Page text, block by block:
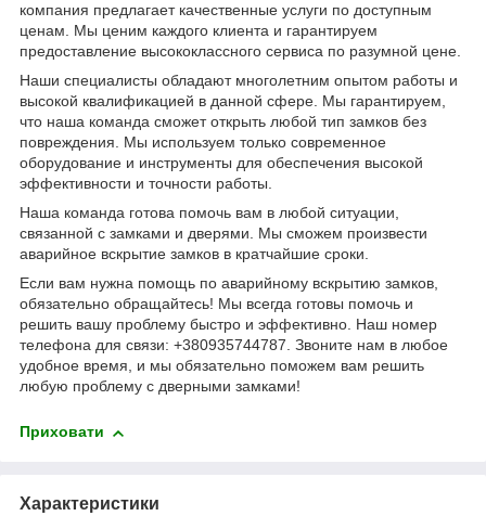
компания предлагает качественные услуги по доступным
ценам. Мы ценим каждого клиента и гарантируем
предоставление высококлассного сервиса по разумной цене.
Наши специалисты обладают многолетним опытом работы и
высокой квалификацией в данной сфере. Мы гарантируем,
что наша команда сможет открыть любой тип замков без
повреждения. Мы используем только современное
оборудование и инструменты для обеспечения высокой
эффективности и точности работы.
Наша команда готова помочь вам в любой ситуации,
связанной с замками и дверями. Мы сможем произвести
аварийное вскрытие замков в кратчайшие сроки.
Если вам нужна помощь по аварийному вскрытию замков,
обязательно обращайтесь! Мы всегда готовы помочь и
решить вашу проблему быстро и эффективно. Наш номер
телефона для связи: +380935744787. Звоните нам в любое
удобное время, и мы обязательно поможем вам решить
любую проблему с дверными замками!
Приховати
Характеристики